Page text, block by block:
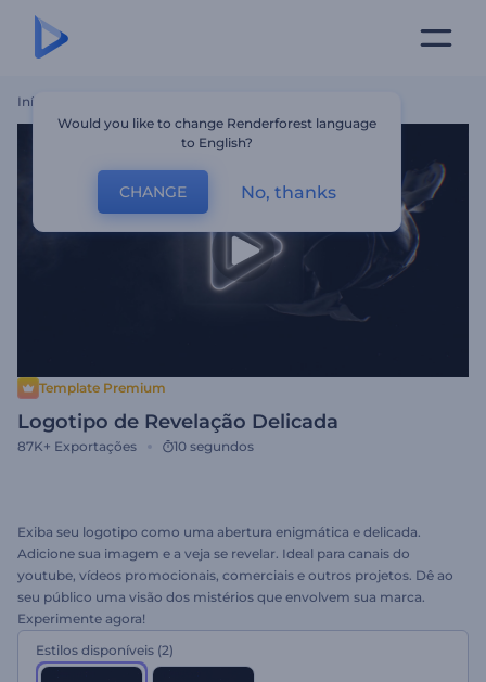
Início
Template Premium
Logotipo de Revelação Delicada
87K+ Exportações 10 segundos
Exiba seu logotipo como uma abertura enigmática e delicada.
Adicione sua imagem e a veja se revelar. Ideal para canais do
youtube, vídeos promocionais, comerciais e outros projetos. Dê ao
seu público uma visão dos mistérios que envolvem sua marca.
Experimente agora!
Estilos disponíveis (2)
Would you like to change Renderforest language
to English?
CHANGE No, thanks